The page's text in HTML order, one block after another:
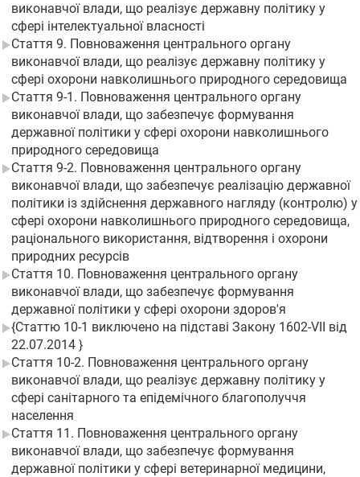
виконавчої влади, що реалізує державну політику у
сфері інтелектуальної власності
Стаття 9. Повноваження центрального органу
виконавчої влади, що реалізує державну політику у
сфері охорони навколишнього природного середовища
Стаття 9-1. Повноваження центрального органу
виконавчої влади, що забезпечує формування
державної політики у сфері охорони навколишнього
природного середовища
Стаття 9-2. Повноваження центрального органу
виконавчої влади, що забезпечує реалізацію державної
політики із здійснення державного нагляду (контролю) у
сфері охорони навколишнього природного середовища,
раціонального використання, відтворення і охорони
природних ресурсів
Стаття 10. Повноваження центрального органу
виконавчої влади, що забезпечує формування
державної політики у сфері охорони здоров'я
{Статтю 10-1 виключено на підставі Закону 1602-VII від
22.07.2014 }
Стаття 10-2. Повноваження центрального органу
виконавчої влади, що реалізує державну політику у
сфері санітарного та епідемічного благополуччя
населення
Стаття 11. Повноваження центрального органу
виконавчої влади, що забезпечує формування
державної політики у сфері ветеринарної медицини,